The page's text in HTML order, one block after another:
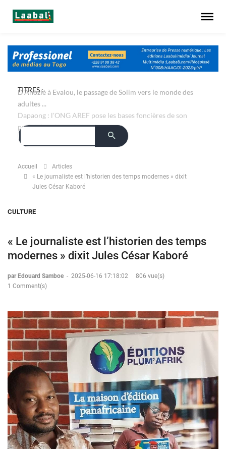
TITRES :
D'Ahoziè à Evalou, le passage de Solim vers le monde des
adultes ...
Accueil
Articles
« Le journaliste est l’historien des temps modernes » dixit
Jules César Kaboré
CULTURE
« Le journaliste est l’historien des temps
modernes » dixit Jules César Kaboré
par Edouard Samboe - 2025-06-16 17:18:02
806 vue(s)
1 Comment(s)